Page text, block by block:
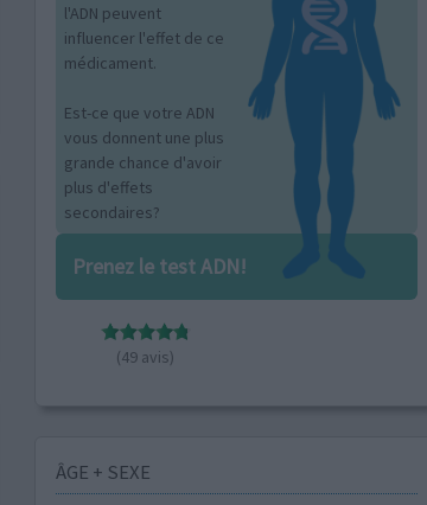
l'ADN peuvent
influencer l'effet de ce
médicament.
Est-ce que votre ADN
vous donnent une plus
grande chance d'avoir
plus d'effets
secondaires?
Prenez le test ADN!
(49 avis)
ÂGE + SEXE